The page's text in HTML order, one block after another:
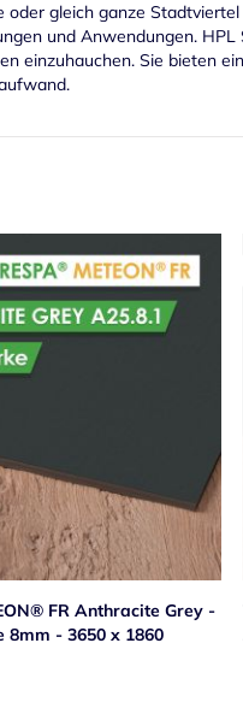
oder gleich ganze
und Anwendungen.
einzuhauchen. Sie bieten
FR Anthracite Grey -
8mm - 3650 x 1860